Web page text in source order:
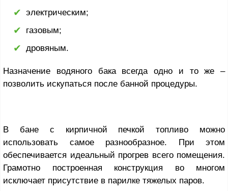
электрическим;
газовым;
дровяным.
Назначение водяного бака всегда одно и то же –
позволить искупаться после банной процедуры.
В бане с кирпичной печкой топливо можно
использовать самое разнообразное. При этом
обеспечивается идеальный прогрев всего помещения.
Грамотно построенная конструкция во многом
исключает присутствие в парилке тяжелых паров.